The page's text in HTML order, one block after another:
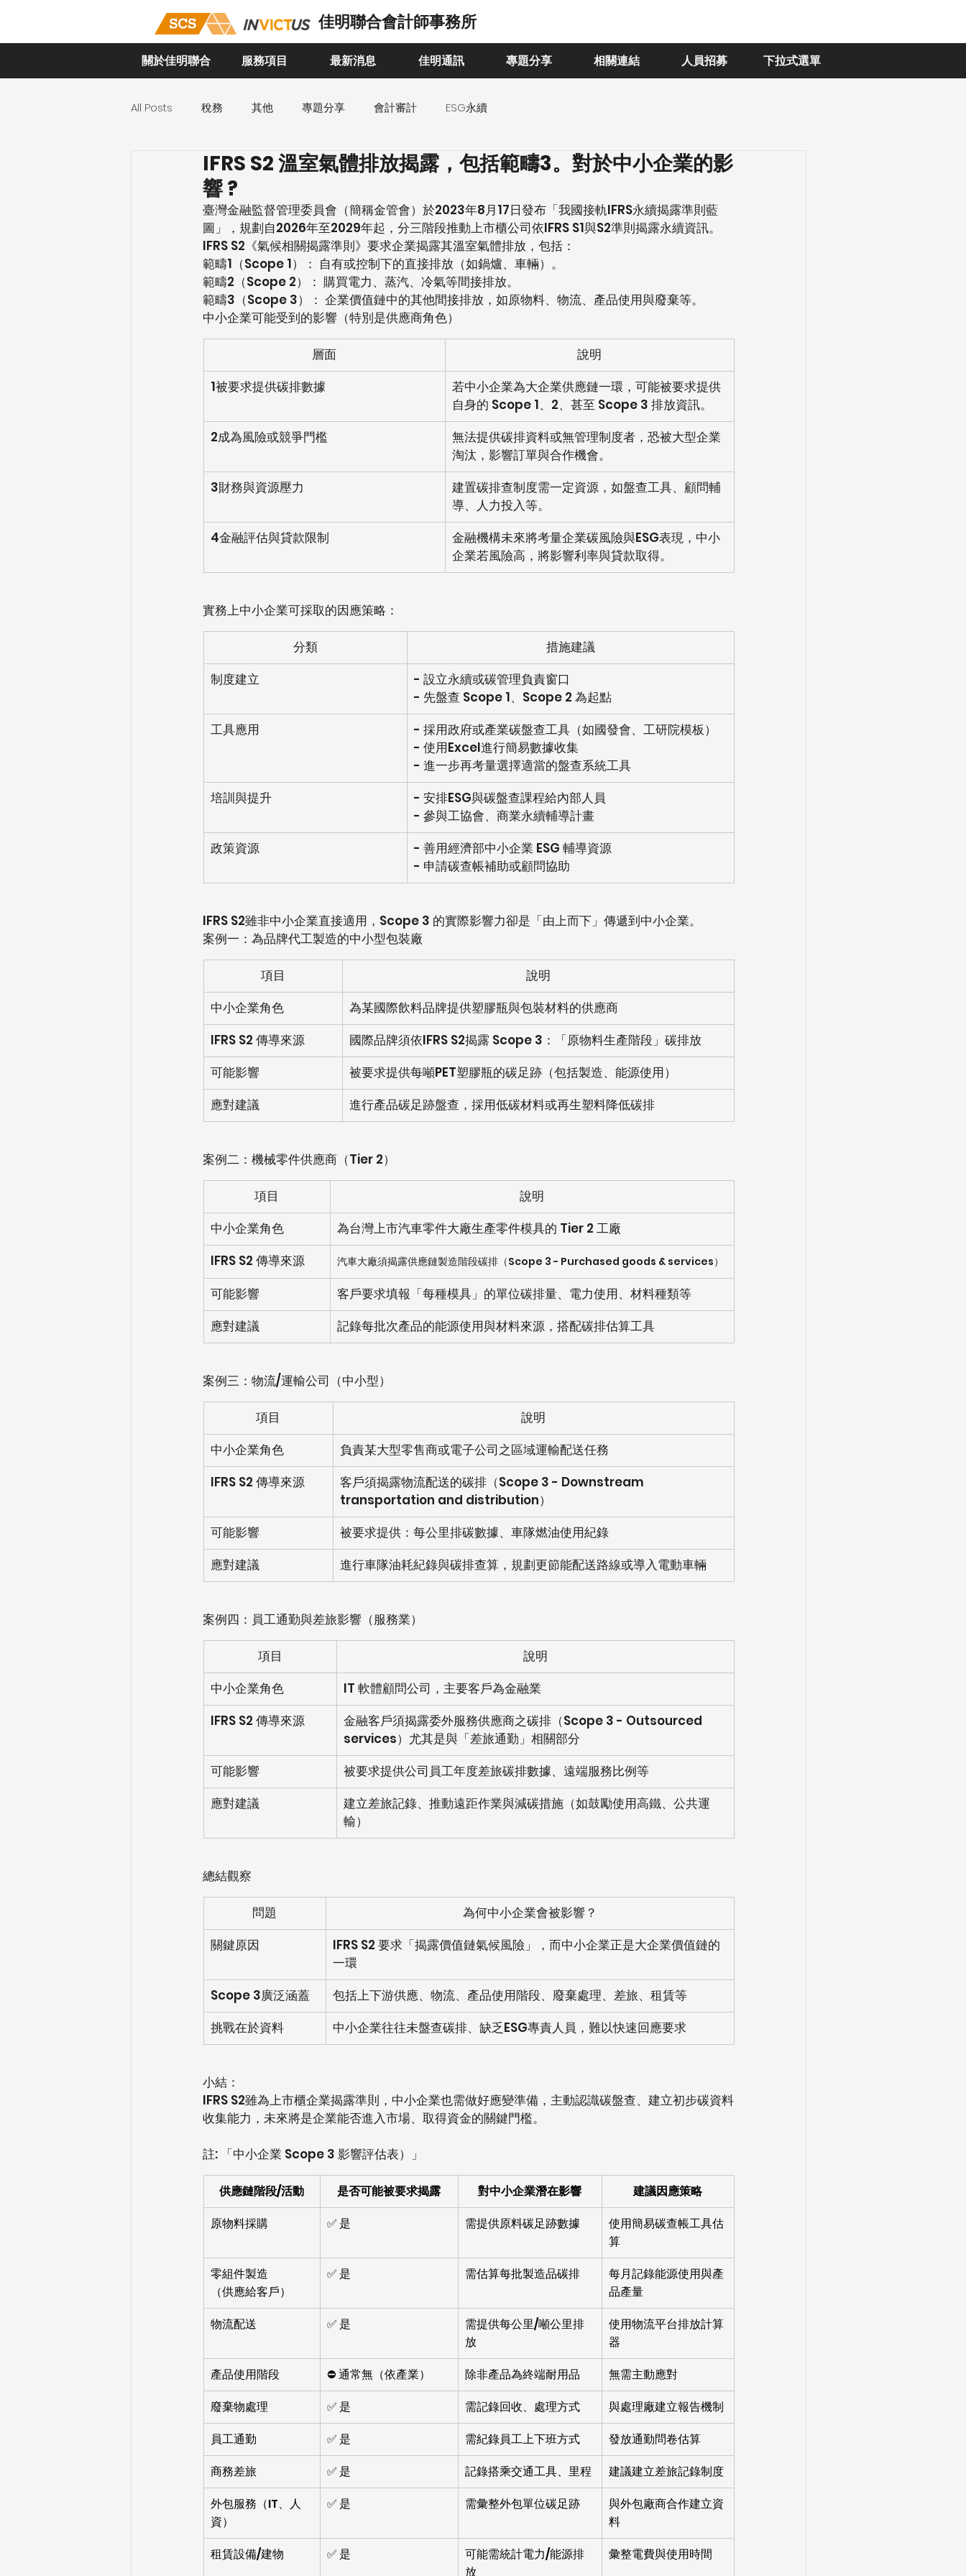
佳明聯合會計師事務所
關於佳明聯合 服務項目 最新消息 佳明通訊 專題分享 相關連結 人員招募 下拉式選單
All Posts 稅務 其他 專題分享 會計審計 ESG永續
IFRS S2 溫室氣體排放揭露，包括範疇3。對於中小企業的影
響 ?
臺灣金融監督管理委員會（簡稱金管會）於2023年8月17日發布「我國接軌IFRS永續揭露準則藍
圖」，規劃自2026年至2029年起，分三階段推動上市櫃公司依IFRS S1與S2準則揭露永續資訊。
IFRS S2《氣候相關揭露準則》要求企業揭露其溫室氣體排放，包括：
範疇1（Scope 1）： 自有或控制下的直接排放（如鍋爐、車輛）。
範疇2（Scope 2）： 購買電力、蒸汽、冷氣等間接排放。
範疇3（Scope 3）： 企業價值鏈中的其他間接排放，如原物料、物流、產品使用與廢棄等。
中小企業可能受到的影響（特別是供應商角色）
層面
說明
1️被要求提供碳排數據
若中小企業為大企業供應鏈一環，可能被要求提供
自身的 Scope 1、2、甚至 Scope 3 排放資訊。
2️成為風險或競爭門檻
無法提供碳排資料或無管理制度者，恐被大型企業
淘汰，影響訂單與合作機會。
3️財務與資源壓力
建置碳排查制度需一定資源，如盤查工具、顧問輔
導、人力投入等。
4️金融評估與貸款限制
金融機構未來將考量企業碳風險與ESG表現，中小
企業若風險高，將影響利率與貸款取得。
實務上中小企業可採取的因應策略：
分類
措施建議
制度建立
- 設立永續或碳管理負責窗口
- 先盤查 Scope 1、Scope 2 為起點
工具應用
- 採用政府或產業碳盤查工具（如國發會、工研院模板）
- 使用Excel進行簡易數據收集
- 進一步再考量選擇適當的盤查系統工具
培訓與提升
- 安排ESG與碳盤查課程給內部人員
- 參與工協會、商業永續輔導計畫
政策資源
- 善用經濟部中小企業 ESG 輔導資源
- 申請碳查帳補助或顧問協助
IFRS S2雖非中小企業直接適用，Scope 3 的實際影響力卻是「由上而下」傳遞到中小企業。
案例一：為品牌代工製造的中小型包裝廠
項目
說明
中小企業角色
為某國際飲料品牌提供塑膠瓶與包裝材料的供應商
IFRS S2 傳導來源
國際品牌須依IFRS S2揭露 Scope 3：「原物料生產階段」碳排放
可能影響
被要求提供每噸PET塑膠瓶的碳足跡（包括製造、能源使用）
應對建議
進行產品碳足跡盤查，採用低碳材料或再生塑料降低碳排
案例二：機械零件供應商（Tier 2）
項目
說明
中小企業角色
為台灣上市汽車零件大廠生產零件模具的 Tier 2 工廠
IFRS S2 傳導來源
汽車大廠須揭露供應鏈製造階段碳排（Scope 3 - Purchased goods & services）
可能影響
客戶要求填報「每種模具」的單位碳排量、電力使用、材料種類等
應對建議
記錄每批次產品的能源使用與材料來源，搭配碳排估算工具
案例三：物流/運輸公司（中小型）
項目
說明
中小企業角色
負責某大型零售商或電子公司之區域運輸配送任務
IFRS S2 傳導來源
客戶須揭露物流配送的碳排（Scope 3 - Downstream
transportation and distribution）
可能影響
被要求提供：每公里排碳數據、車隊燃油使用紀錄
應對建議
進行車隊油耗紀錄與碳排查算，規劃更節能配送路線或導入電動車輛
案例四：員工通勤與差旅影響（服務業）
項目
說明
中小企業角色
IT 軟體顧問公司，主要客戶為金融業
IFRS S2 傳導來源
金融客戶須揭露委外服務供應商之碳排（Scope 3 - Outsourced
services）尤其是與「差旅通勤」相關部分
可能影響
被要求提供公司員工年度差旅碳排數據、遠端服務比例等
應對建議
建立差旅記錄、推動遠距作業與減碳措施（如鼓勵使用高鐵、公共運
輸）
總結觀察
問題
為何中小企業會被影響？
關鍵原因
IFRS S2 要求「揭露價值鏈氣候風險」，而中小企業正是大企業價值鏈的
一環
Scope 3廣泛涵蓋
包括上下游供應、物流、產品使用階段、廢棄處理、差旅、租賃等
挑戰在於資料
中小企業往往未盤查碳排、缺乏ESG專責人員，難以快速回應要求
小結：
IFRS S2雖為上市櫃企業揭露準則，中小企業也需做好應變準備，主動認識碳盤查、建立初步碳資料
收集能力，未來將是企業能否進入市場、取得資金的關鍵門檻。
註: 「中小企業 Scope 3 影響評估表）」
供應鏈階段/活動 是否可能被要求揭露 對中小企業潛在影響
建議因應策略
原物料採購
✅ 是 需提供原料碳足跡數據
使用簡易碳查帳工具估
算
零組件製造
（供應給客戶）
✅ 是 需估算每批製造品碳排
每月記錄能源使用與產
品產量
物流配送
✅ 是
需提供每公里/噸公里排
放
使用物流平台排放計算
器
產品使用階段
⛔ 通常無（依產業） 除非產品為終端耐用品
無需主動應對
廢棄物處理
✅ 是 需記錄回收、處理方式
與處理廠建立報告機制
員工通勤
✅ 是 需紀錄員工上下班方式
發放通勤問卷估算
商務差旅
✅ 是 記錄搭乘交通工具、里程
建議建立差旅記錄制度
外包服務（IT、人
資）
✅ 是 需彙整外包單位碳足跡
與外包廠商合作建立資
料
租賃設備/建物
✅ 是
可能需統計電力/能源排
放
彙整電費與使用時間